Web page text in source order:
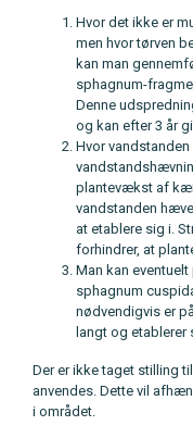
Hvor det ikke er
men hvor tørven
kan man
sphagnum-
Denne
og kan efter 3 år
Hvor
plantevækst af
vandstanden
at etablere sig i.
forhindrer, at
Man kan
sphagnum
nødvendigvis er
langt og
Der er ikke taget stilling
anvendes. Dette vil
i området.